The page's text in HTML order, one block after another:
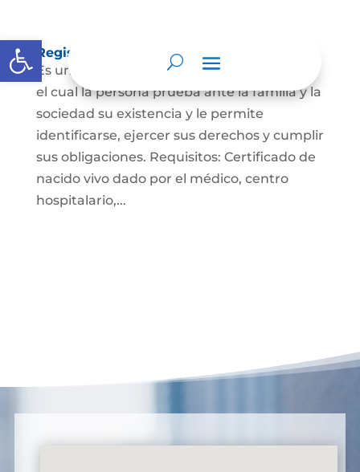
Abrir barra de herramientas
Registro Civil de Nacimiento
Es un documento indispensable mediante
el cual la persona prueba ante la familia y la
sociedad su existencia y le permite
identificarse, ejercer sus derechos y cumplir
sus obligaciones. Requisitos: Certificado de
nacido vivo dado por el médico, centro
hospitalario,...